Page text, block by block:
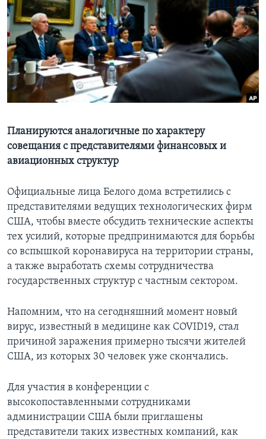
Learning English
СОЦИАЛЬНЫЕ СЕТИ
Планируются аналогичные по характеру
совещания с представителями финансовых и
авиационных структур
Официальные лица Белого дома встретились с
представителями ведущих технологических фирм
США, чтобы вместе обсудить технические аспекты
тех усилий, которые предпринимаются для борьбы
со вспышкой коронавируса на территории страны,
а также выработать схемы сотрудничества
государственных структур с частным сектором.
Напомним, что на сегодняшний момент новый
вирус, известный в медицине как COVID19, стал
причиной заражения примерно тысячи жителей
США, из которых 30 человек уже скончались.
Для участия в конференции с
высокопоставленными сотрудниками
администрации США были приглашены
представители таких известных компаний, как